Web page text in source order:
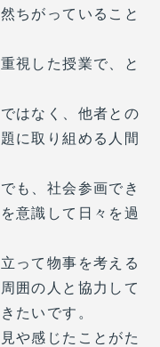
ちがっていること
視した授業で、と
はなく、他者との
に取り組める人間
も、社会参画でき
意識して日々を過
って物事を考える
囲の人と協力して
たいです。
や感じたことがた